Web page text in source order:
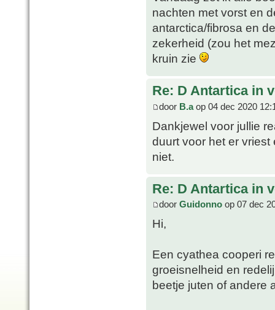
nachten met vorst en
antarctica/fibrosa en
zekerheid (zou het
kruin zie
Re: D Antartica in
door B.aop 04 dec 2020
Dankjewel voor jullie
duurt voor het er
niet.
Re: D Antartica in
door Guidonno op 07 dec
Hi,
Een cyathea cooperi
groeisnelheid en
beetje juten of andere